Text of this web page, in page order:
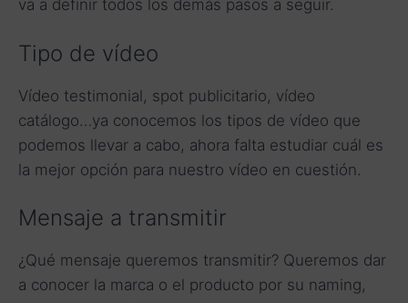
va a definir todos los demás pasos a seguir.
Tipo de vídeo
Vídeo testimonial, spot publicitario, vídeo
catálogo…ya conocemos los tipos de vídeo que
podemos llevar a cabo, ahora falta estudiar cuál es
la mejor opción para nuestro vídeo en cuestión.
Mensaje a transmitir
¿Qué mensaje queremos transmitir? Queremos dar
a conocer la marca o el producto por su naming,